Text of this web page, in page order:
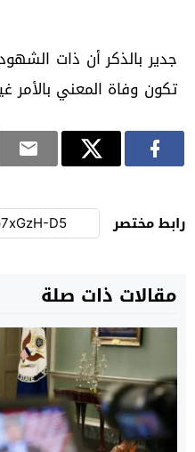
جدير بالذكر أن ذات
تكون وفاة المعني بالأمر
رابط مختصر
مقالات ذات صلة